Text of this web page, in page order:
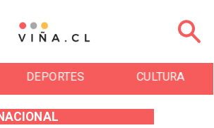
DEPORTES CULTURA